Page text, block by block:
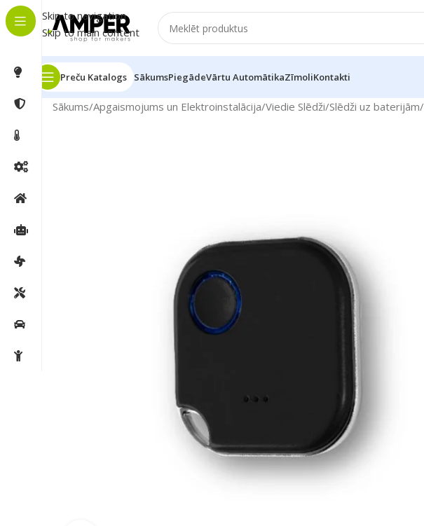
Skip to navigation
Skip to main content
Preču Katalogs SākumsPiegādeVārtu AutomātikaZīmoliKontakti
Sākums/Apgaismojums un Elektroinstalācija/Viedie Slēdži/Slēdži uz baterijām/